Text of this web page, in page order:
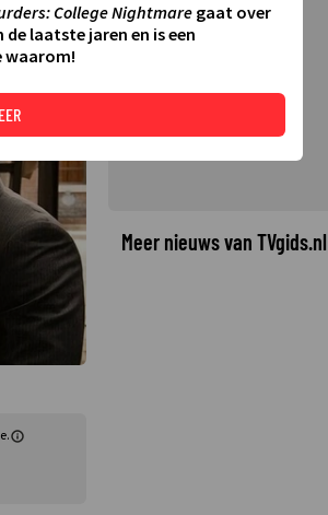
©
Meer nieuws van TVgids.nl
College Nightmaregaat over
laatste jaren en is een
waarom!